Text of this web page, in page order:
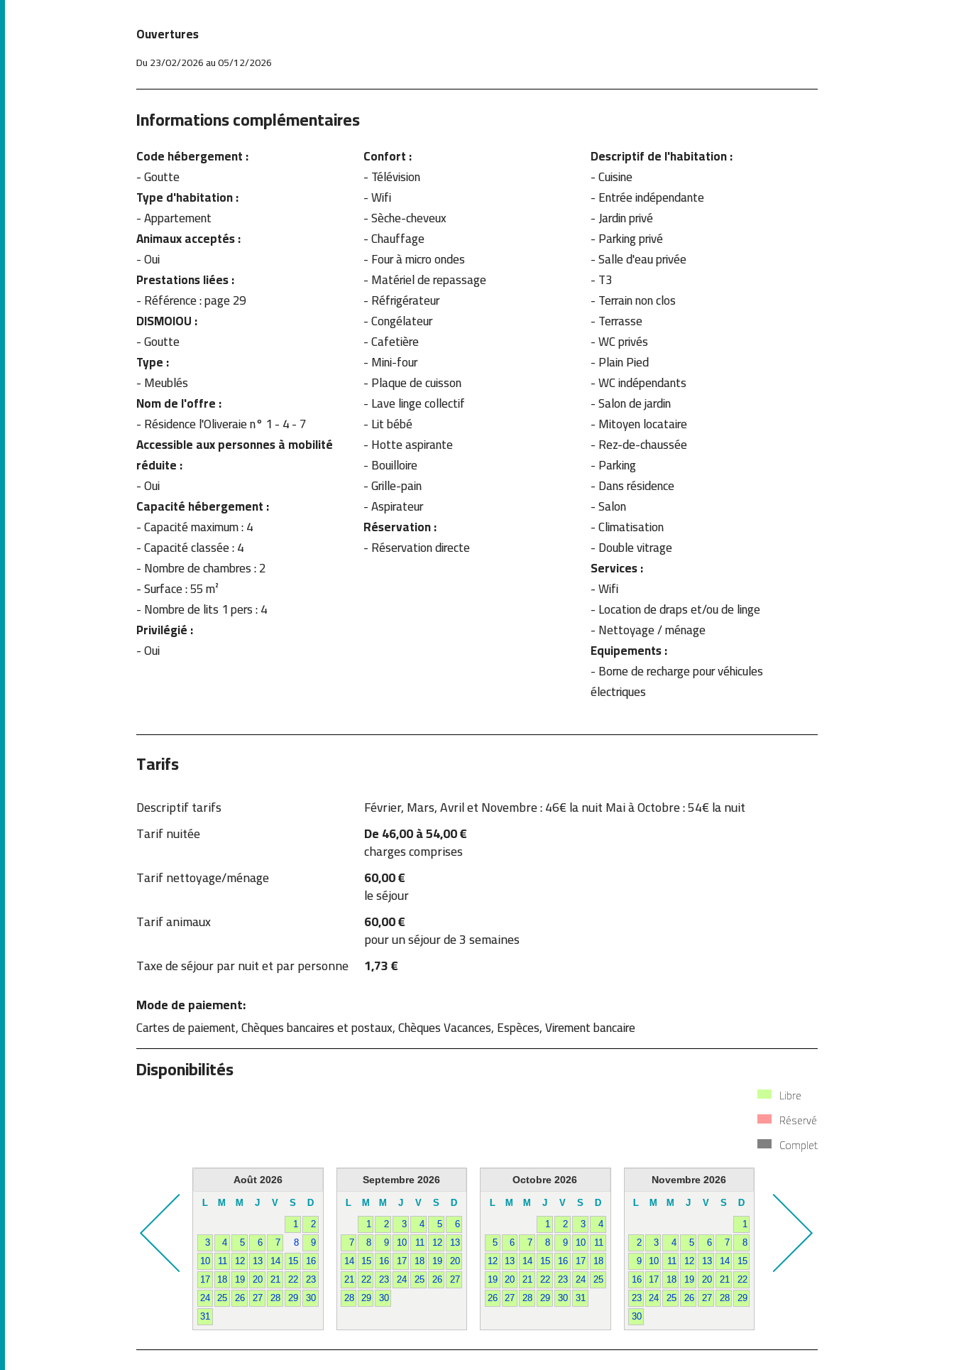
Ouvertures
Du 23/02/2026 au 05/12/2026
Informations complémentaires
Code hébergement :
- Goutte
Type d'habitation :
- Appartement
Animaux acceptés :
- Oui
Prestations liées :
- Référence : page 29
DISMOIOU :
- Goutte
Type :
- Meublés
Nom de l'offre :
- Résidence l'Oliveraie n° 1 - 4 - 7
Accessible aux personnes à mobilité
réduite :
- Oui
Capacité hébergement :
- Capacité maximum : 4
-
Capacité classée : 4
-
Nombre de chambres : 2
-
Surface : 55 m²
-
Nombre de lits 1 pers : 4
Privilégié :
- Oui
Confort :
- Télévision
-Wifi
-Sèche-cheveux
-Chauffage
-Four à micro ondes
-Matériel de repassage
-Réfrigérateur
-Congélateur
-Cafetière
-Mini-four
-Plaque de cuisson
-Lave linge collectif
-Lit bébé
-Hotte aspirante
-Bouilloire
-Grille-pain
-Aspirateur
Réservation :
- Réservation directe
Descriptif de l'habitation :
- Cuisine
-Entrée indépendante
-Jardin privé
-Parking privé
-Salle d'eau privée
-T3
-Terrain non clos
-Terrasse
-WC privés
-Plain Pied
-WC indépendants
-Salon de jardin
-Mitoyen locataire
-Rez-de-chaussée
-Parking
-Dans résidence
-Salon
-Climatisation
-Double vitrage
Services :
- Wifi
-Location de draps et/ou de linge
-Nettoyage / ménage
Equipements :
- Borne de recharge pour véhicules
électriques
Tarifs
Descriptif tarifs
Février, Mars, Avril et Novembre : 46€ la nuit Mai à Octobre : 54€ la nuit
Tarif nuitée
De 46,00 à 54,00 €
charges comprises
Tarif nettoyage/ménage
60,00 €
le séjour
Tarif animaux
60,00 €
pour un séjour de 3 semaines
Taxe de séjour par nuit et par personne
1,73 €
Mode de paiement:
Cartes de paiement, Chèques bancaires et postaux, Chèques Vacances, Espèces, Virement bancaire
Disponibilités
Libre
Réservé
Complet
Août 2026
L M M J V S D
1
2
3
4 5 6 7 8
9
10
11 12 13 14 15
16
17
18 19 20 21 22
23
24
25 26 27 28 29
30
31
Septembre 2026
L M M J V S D
1 2 3 4 5
6
7
8 9 10 11 12
13
14
15 16 17 18 19
20
21
22 23 24 25 26
27
28
29 30
Octobre 2026
L M M J V S D
1 2 3
4
5
6 7 8 9 10
11
12
13 14 15 16 17
18
19
20 21 22 23 24
25
26
27 28 29 30 31
Novembre 2026
L M M J V S D
1
2
3 4 5 6 7
8
9
10 11 12 13 14
15
16
17 18 19 20 21
22
23
24 25 26 27 28
29
30